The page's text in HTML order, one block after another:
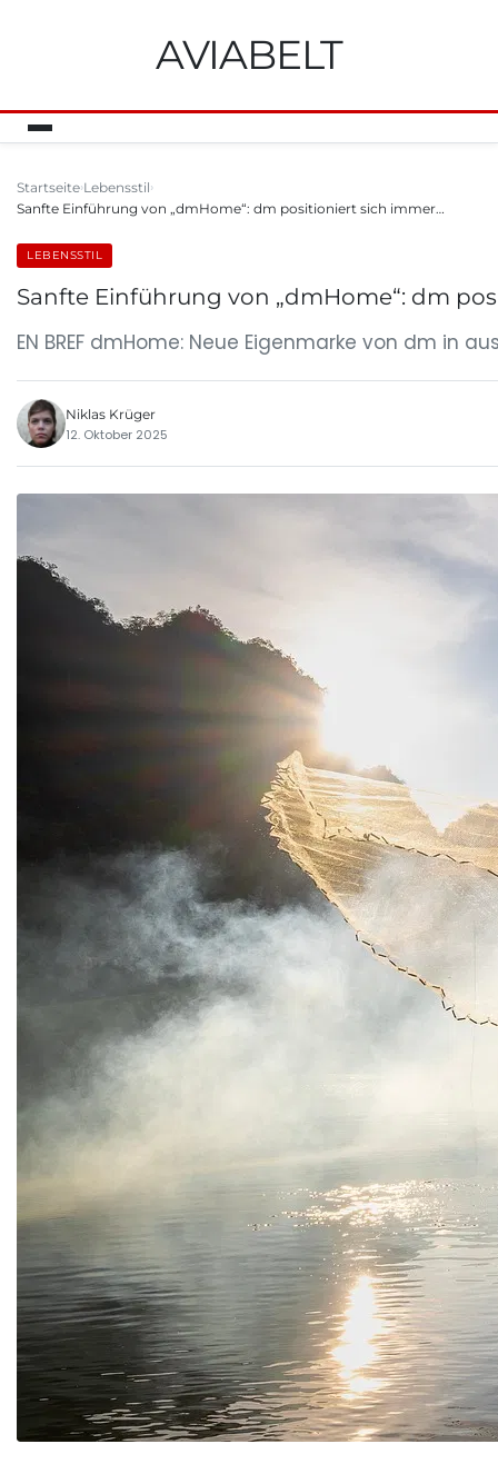
AVIABELT
Startseite Lebensstil
Sanfte Einführung von „dmHome“: dm positioniert sich immer…
LEBENSSTIL
Sanfte Einführung von „dmHome“: dm
EN BREF dmHome: Neue Eigenmarke von dm in
Niklas Krüger
12. Oktober 2025